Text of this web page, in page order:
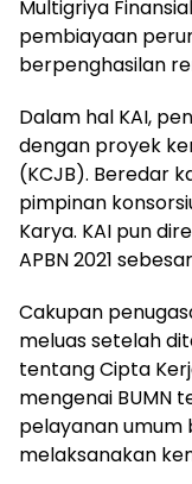
Multigriya
pembiayaan
berpenghasilan
Dalam hal KAI,
dengan proyek
(KCJB). Beredar
pimpinan
Karya. KAI pun
APBN 2021
Cakupan
meluas setelah
tentang Cipta
mengenai BUMN
pelayanan umum
melaksanakan